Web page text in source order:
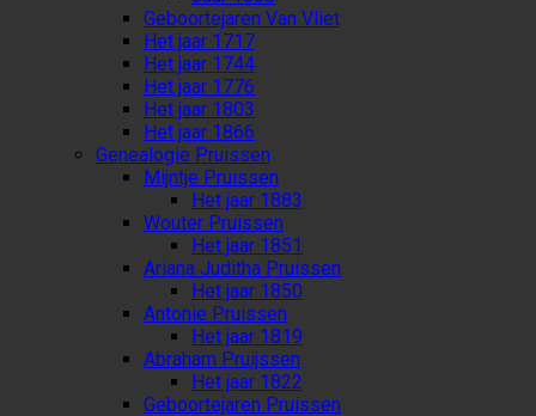
Geboortejaren Van Vliet
Het jaar 1717
Het jaar 1744
Het jaar 1776
Het jaar 1803
Het jaar 1866
Genealogie Pruissen
Mijntje Pruissen
Het jaar 1883
Wouter Pruissen
Het jaar 1851
Ariana Juditha Pruissen
Het jaar 1850
Antonie Pruissen
Het jaar 1819
Abraham Pruijssen
Het jaar 1822
Geboortejaren Pruissen